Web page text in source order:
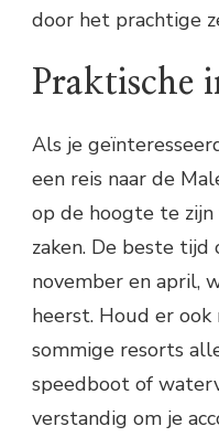
door het prachtige
Praktische
Als je
een reis naar de
op de hoogte te
zaken. De beste tijd
november en april,
heerst. Houd er
sommige resorts
speedboot of
verstandig om je